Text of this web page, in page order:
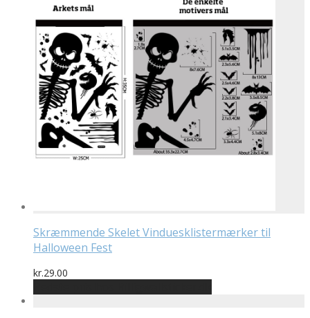
Skræmmende Skelet Vinduesklistermærker til
Halloween Fest
kr.29.00